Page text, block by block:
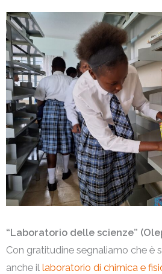
“Laboratorio delle scienze”
Con gratitudine segnaliamo che è
anche il laboratorio di chimica e